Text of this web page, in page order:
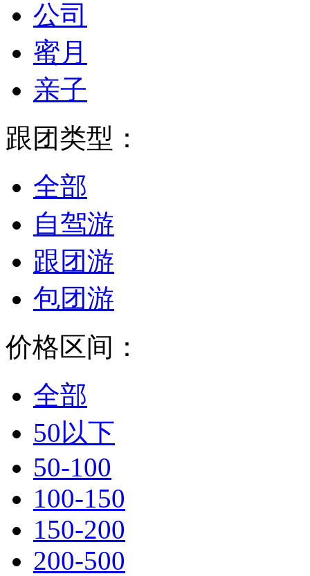
公司
蜜月
亲子
跟团类型：
全部
自驾游
跟团游
包团游
价格区间：
全部
50以下
50-100
100-150
150-200
200-500